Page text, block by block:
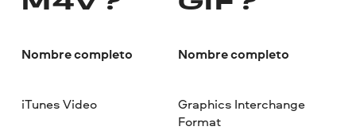
Nombre completo
iTunes Video
Nombre completo
Graphics Interchange
Format